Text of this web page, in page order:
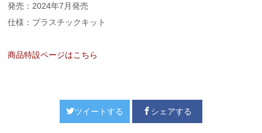
発売：2024年7月発売
仕様：プラスチックキット
商品特設ページはこちら
ツイートする シェアする